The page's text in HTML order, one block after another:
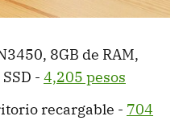
8GB de RAM,
- 4,205 pesos
recargable - 704